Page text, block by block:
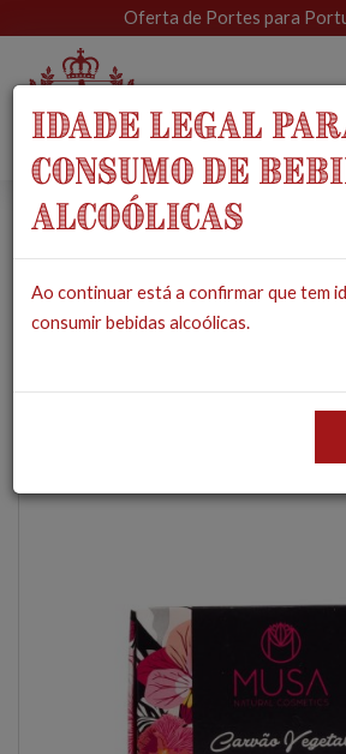
Oferta de Portes para
Sabonete de
Vegetal
IDADE LEGAL
CONSUMO DE
ALCOÓLICAS
Ao continuar está a confirmar que tem
consumir bebidas alcoólicas.